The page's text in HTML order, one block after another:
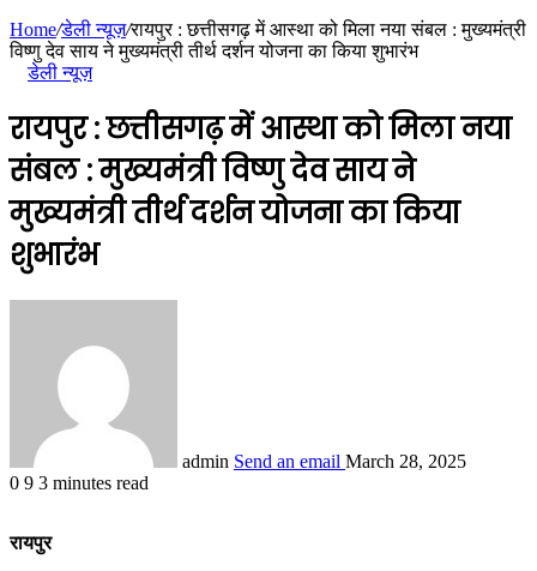
Home/डेली न्यूज़/रायपुर : छत्तीसगढ़ में आस्था को मिला नया संबल : मुख्यमंत्री
विष्णु देव साय ने मुख्यमंत्री तीर्थ दर्शन योजना का किया शुभारंभ
डेली न्यूज़
रायपुर : छत्तीसगढ़ में आस्था को मिला नया
संबल : मुख्यमंत्री विष्णु देव साय ने
मुख्यमंत्री तीर्थ दर्शन योजना का किया
शुभारंभ
admin Send an email March 28, 2025
0 9 3 minutes read
रायपुर